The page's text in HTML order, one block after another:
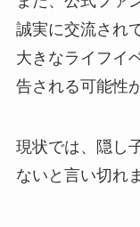
誠実に交流され
大きなライフイ
告される可能性
現状では、隠し
ないと言い切れ